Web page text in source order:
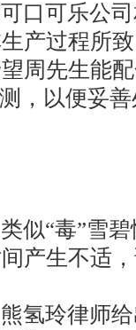
口可乐公
产过程所
周先生能
，以便妥
似“毒”雪
产生不适
氢玲律师